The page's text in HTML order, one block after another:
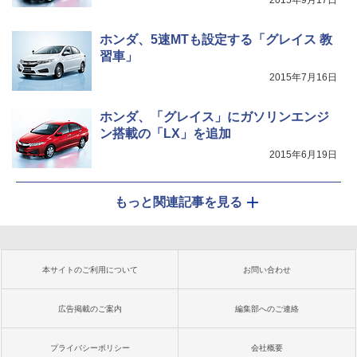
ホンダ、5速MTも設定する「グレイス 教
習車」
2015年7月16日
ホンダ、「グレイス」にガソリンエンジ
ン搭載の「LX」を追加
2015年6月19日
もっと関連記事を見る
本サイトのご利用について お問い合わせ
広告掲載のご案内 編集部へのご連絡
プライバシーポリシー 会社概要